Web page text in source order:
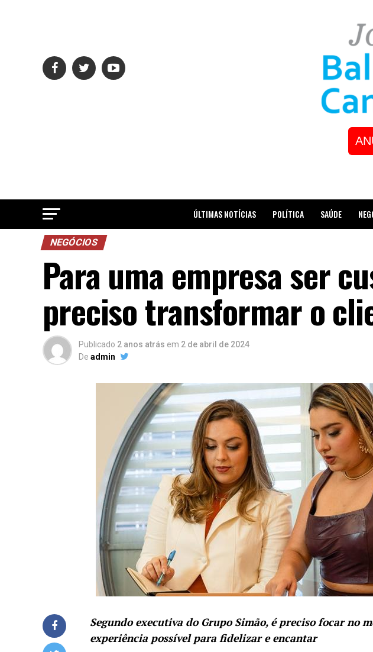
ÚLTIMAS NOTÍCIAS POLÍTICA SAÚDE
NEGÓCIOS
Para uma empresa ser
preciso transformar o
Publicado 2 anos atrás em 2 de abril de 2024
De admin
Segundo executiva do Grupo Simão, é preciso focar no
experiência possível para fidelizar e encantar